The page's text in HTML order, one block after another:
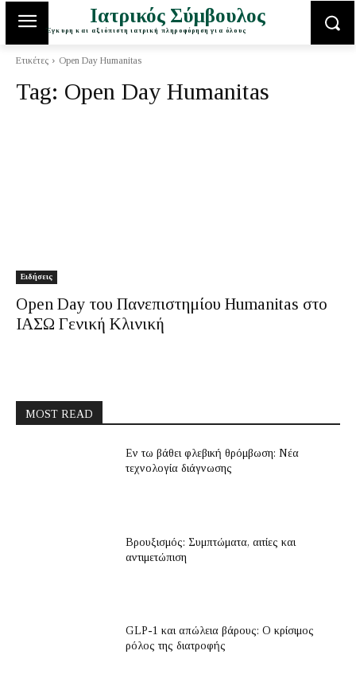
Ιατρικός Σύμβουλος
Έγκυρη και αξιόπιστη ιατρική πληροφόρηση για όλους
Ετικέτες Open Day Humanitas
Tag: Open Day Humanitas
Ειδήσεις
Open Day του Πανεπιστημίου Humanitas στο
ΙΑΣΩ Γενική Κλινική
MOST READ
Εν τω βάθει φλεβική θρόμβωση: Νέα
τεχνολογία διάγνωσης
Βρουξισμός: Συμπτώματα, αιτίες και
αντιμετώπιση
GLP-1 και απώλεια βάρους: Ο κρίσιμος
ρόλος της διατροφής